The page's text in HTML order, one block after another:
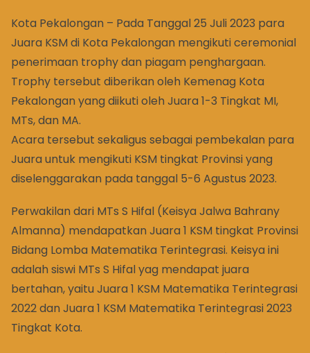
Kota Pekalongan – Pada Tanggal 25 Juli 2023 para
Juara KSM di Kota Pekalongan mengikuti ceremonial
penerimaan trophy dan piagam penghargaan.
Trophy tersebut diberikan oleh Kemenag Kota
Pekalongan yang diikuti oleh Juara 1-3 Tingkat MI,
MTs, dan MA.
Acara tersebut sekaligus sebagai pembekalan para
Juara untuk mengikuti KSM tingkat Provinsi yang
diselenggarakan pada tanggal 5-6 Agustus 2023.
Perwakilan dari MTs S Hifal (Keisya Jalwa Bahrany
Almanna) mendapatkan Juara 1 KSM tingkat Provinsi
Bidang Lomba Matematika Terintegrasi. Keisya ini
adalah siswi MTs S Hifal yag mendapat juara
bertahan, yaitu Juara 1 KSM Matematika Terintegrasi
2022 dan Juara 1 KSM Matematika Terintegrasi 2023
Tingkat Kota.